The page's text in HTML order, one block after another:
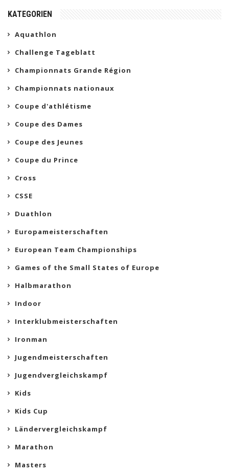
KATEGORIEN
Aquathlon
Challenge Tageblatt
Championnats Grande Région
Championnats nationaux
Coupe d'athlétisme
Coupe des Dames
Coupe des Jeunes
Coupe du Prince
Cross
CSSE
Duathlon
Europameisterschaften
European Team Championships
Games of the Small States of Europe
Halbmarathon
Indoor
Interklubmeisterschaften
Ironman
Jugendmeisterschaften
Jugendvergleichskampf
Kids
Kids Cup
Ländervergleichskampf
Marathon
Masters